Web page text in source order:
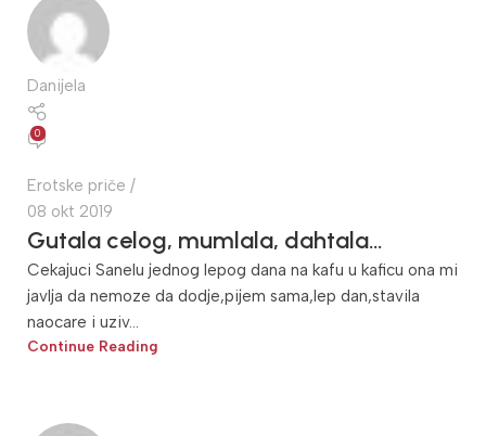
Danijela
0
Erotske priče
08 okt 2019
Gutala celog, mumlala, dahtala…
Cekajuci Sanelu jednog lepog dana na kafu u kaficu ona mi
javlja da nemoze da dodje,pijem sama,lep dan,stavila
naocare i uziv...
Continue Reading